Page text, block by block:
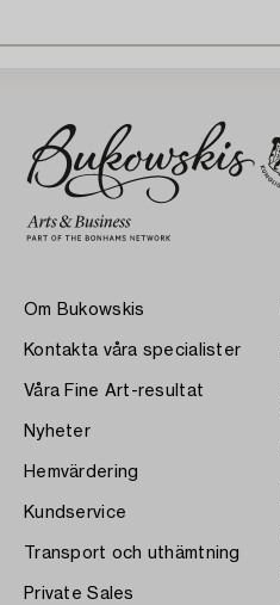
Om Bukowskis
Kontakta våra specialister
Våra Fine Art-resultat
Nyheter
Hemvärdering
Kundservice
Transport och uthämtning
Private Sales